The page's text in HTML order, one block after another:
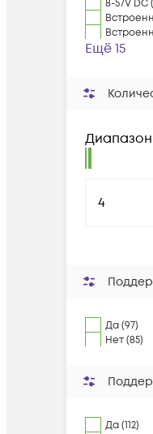
8-57V DC
Ещё 15
Диапазон
Да (97)
Нет (85)
Да (112)